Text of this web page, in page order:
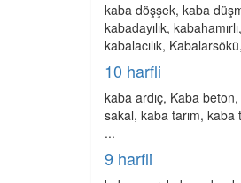
kaba döşşek, kaba
kabadayılık,
kabalacılık,
10 harfli
kaba ardıç, Kaba
sakal, kaba tarım,
...
9 harfli